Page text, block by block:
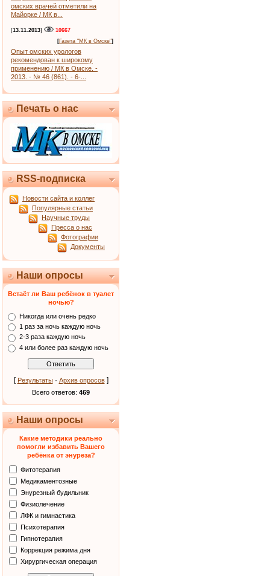
омских врачей отметили на
Майорке / МК в...
[13.11.2013]
10667
[Газета "МК в Омске"]
Опыт омских урологов
рекомендован к широкому
применению / МК в Омске. -
2013. - № 46 (861). - 6-...
Печать о нас
RSS-подписка
Новости сайта и коллег
Популярные статьи
Научные труды
Пресса о нас
Фотографии
Документы
Наши опросы
Встаёт ли Ваш ребёнок в туалет
ночью?
Никогда или очень редко
1 раз за ночь каждую ночь
2-3 раза каждую ночь
4 или более раз каждую ночь
[ Результаты· Архив опросов]
Всего ответов: 469
Наши опросы
Какие методики реально
помогли избавить Вашего
ребёнка от энуреза?
Фитотерапия
Медикаментозные
Энурезный будильник
Физиолечение
ЛФК и гимнастика
Психотерапия
Гипнотерапия
Коррекция режима дня
Хирургическая операция